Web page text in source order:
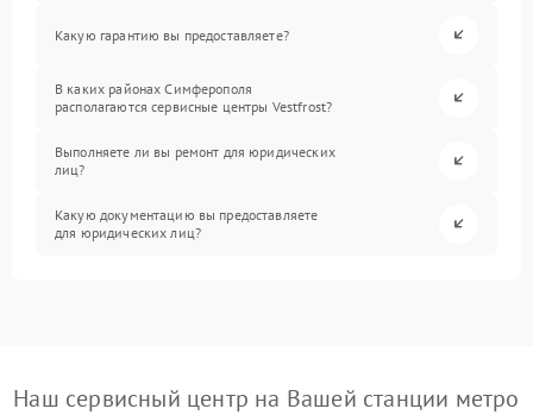
Какую гарантию вы предоставляете?
В каких районах Симферополя
располагаются сервисные центры Vestfrost?
Выполняете ли вы ремонт для юридических
лиц?
Какую документацию вы предоставляете
для юридических лиц?
Наш сервисный центр на Вашей станции метро